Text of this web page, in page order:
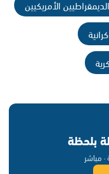
الديمقراطيين الأمريكيين
بلحظة
· مباشر